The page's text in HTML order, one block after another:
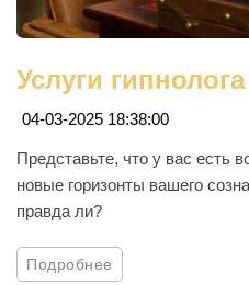
Услуги
04-03-2025 18:38:00
Представьте, что у вас есть
новые горизонты вашего
правда ли?
Подробнее